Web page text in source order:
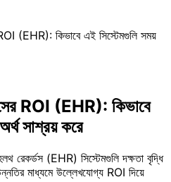
(EHR): কিভাবে এই সিস্টেমগুলি সময়
ROI (EHR): কিভাবে
সাশ্রয় করে
রেকর্ডস (EHR) সিস্টেমগুলি দক্ষতা বৃদ্ধি
মাধ্যমে উল্লেখযোগ্য ROI দিয়ে